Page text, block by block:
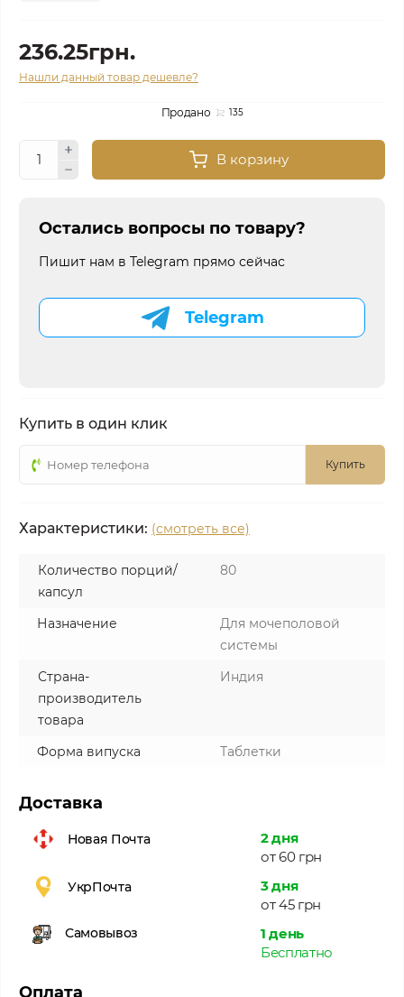
236.25грн.
Нашли данный товар дешевле?
Продано 135
В корзину
Остались вопросы по товару?
Пишит нам в Telegram прямо сейчас
Telegram
Купить в один клик
Купить
Характеристики: (смотреть все)
Количество порций/
капсул
80
Назначение
Для мочеполовой
системы
Страна-
производитель
товара
Индия
Форма випуска Таблетки
Доставка
Новая Почта
2 дня
от 60 грн
УкрПочта
3 дня
от 45 грн
Самовывоз
1 день
Бесплатно
Оплата